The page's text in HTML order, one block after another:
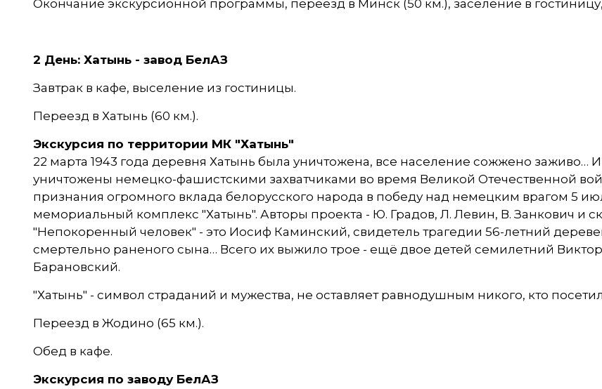
Окончание экскурсионной программы, переезд в Минск (50 км.), заселение в
2 День: Хатынь - завод БелАЗ
Завтрак в кафе, выселение из гостиницы.
Переезд в Хатынь (60 км.).
Экскурсия по территории МК "Хатынь"
22 марта 1943 года деревня Хатынь была уничтожена, все население сожжено заживо…
уничтожены немецко-фашистскими захватчиками во время Великой Отечественной
признания огромного вклада белорусского народа в победу над немецким врагом 5
мемориальный комплекс "Хатынь". Авторы проекта - Ю. Градов, Л. Левин, В. Занкович и
"Непокоренный человек" - это Иосиф Каминский, свидетель трагедии 56-летний
смертельно раненого сына… Всего их выжило трое - ещё двое детей семилетний
Барановский.
"Хатынь" - символ страданий и мужества, не оставляет равнодушным никого, кто
Переезд в Жодино (65 км.).
Обед в кафе.
Экскурсия по заводу БелАЗ